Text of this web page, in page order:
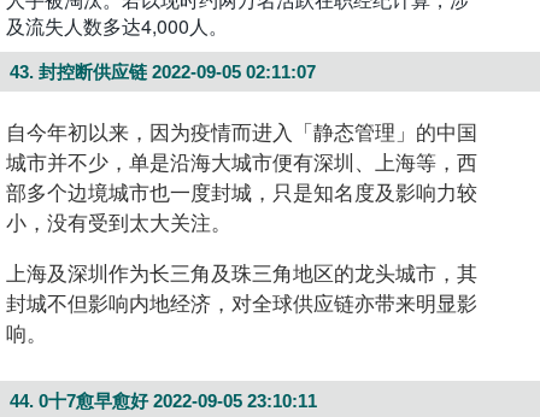
及流失人数多达4,000人。
43. 封控断供应链 2022-09-05 02:11:07
自今年初以来，因为疫情而进入「静态管理」的中国
城市并不少，单是沿海大城市便有深圳、上海等，西
部多个边境城市也一度封城，只是知名度及影响力较
小，没有受到太大关注。
上海及深圳作为长三角及珠三角地区的龙头城市，其
封城不但影响内地经济，对全球供应链亦带来明显影
响。
44. 0十7愈早愈好2022-09-05 23:10:11